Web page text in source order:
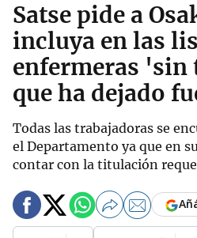
Satse pide a
incluya en las
enfermeras
que ha dejado
Todas las trabajadoras se
el Departamento ya que en
contar con la titulación